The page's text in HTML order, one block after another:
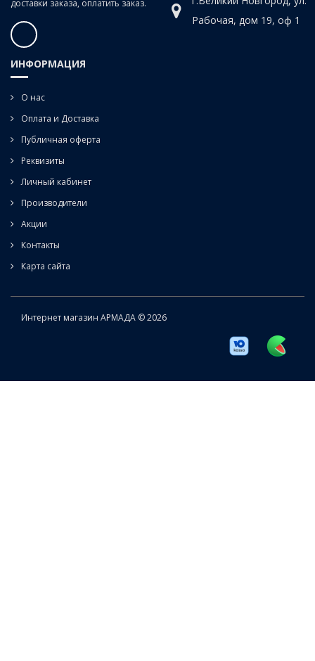
доставки заказа, оплатить заказ.
Рабочая, дом 19, оф 1
ИНФОРМАЦИЯ
О нас
Оплата и Доставка
Публичная оферта
Реквизиты
Личный кабинет
Производители
Акции
Контакты
Карта сайта
Интернет магазин АРМАДА © 2026